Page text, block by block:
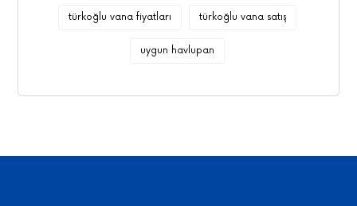
türkoğlu vana fiyatları türkoğlu vana satış
uygun havlupan